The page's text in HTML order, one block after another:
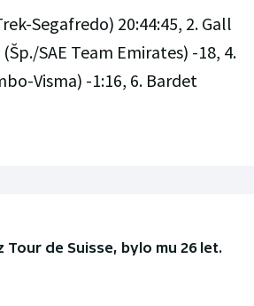
Segafredo) 20:44:45, 2. Gall
SAE Team Emirates) -18, 4.
Visma) -1:16, 6. Bardet
de Suisse, bylo mu 26 let.